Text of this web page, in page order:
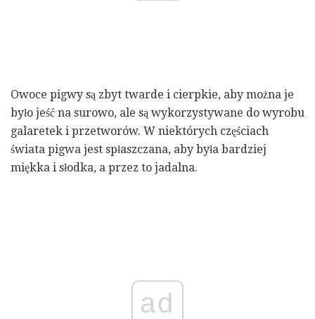
Owoce pigwy są zbyt twarde i cierpkie, aby można je
było jeść na surowo, ale są wykorzystywane do wyrobu
galaretek i przetworów. W niektórych częściach
świata pigwa jest spłaszczana, aby była bardziej
miękka i słodka, a przez to jadalna.
ad